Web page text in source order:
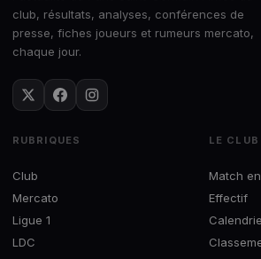
club, résultats, analyses, conférences de
presse, fiches joueurs et rumeurs mercato,
chaque jour.
RUBRIQUES
Club
Mercato
Ligue 1
LDC
LE CLUB
Match
Effectif